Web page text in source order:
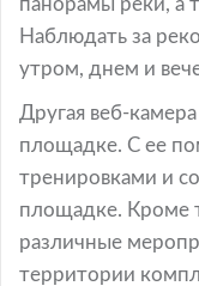
панорамы реки, а
Наблюдать за
утром, днем и
Другая веб-
площадке. С ее
тренировками и
площадке. Кроме
различные
территории